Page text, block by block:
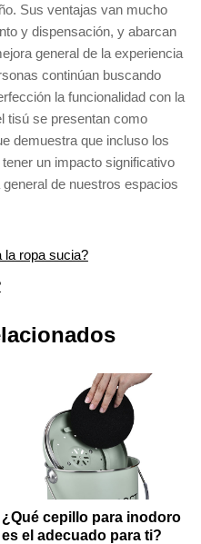
Sus ventajas van mucho
y dispensación, y abarcan
general de la experiencia
continúan buscando
la funcionalidad con la
tisú se presentan como
demuestra que incluso los
un impacto significativo
de nuestros espacios
la ropa sucia?
¿Qué cepillo para inodoro
es el adecuado para ti?